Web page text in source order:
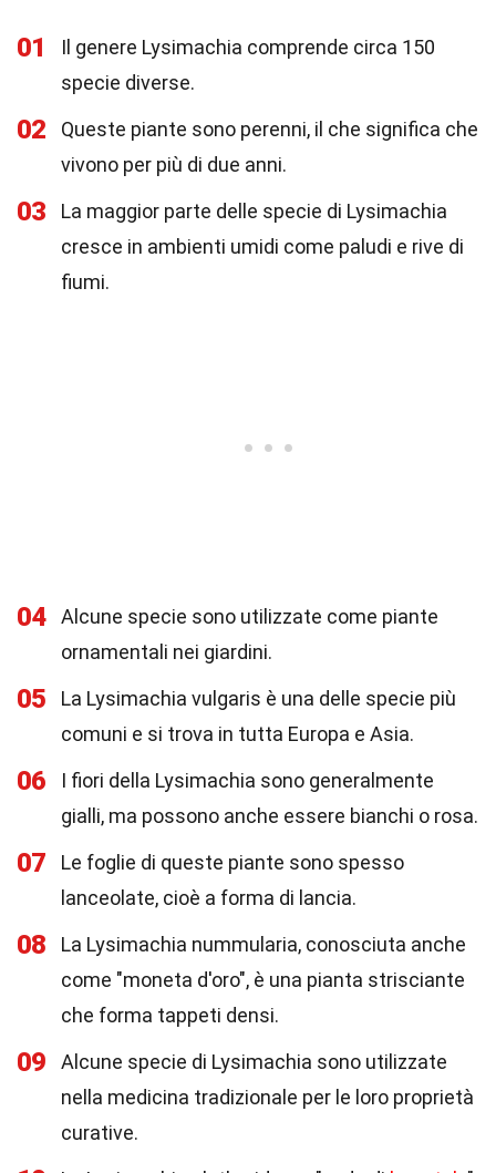
01
Il genere Lysimachia comprende circa 150
specie diverse.
02
Queste piante sono perenni, il che significa che
vivono per più di due anni.
03
La maggior parte delle specie di Lysimachia
cresce in ambienti umidi come paludi e rive di
fiumi.
04
Alcune specie sono utilizzate come piante
ornamentali nei giardini.
05
La Lysimachia vulgaris è una delle specie più
comuni e si trova in tutta Europa e Asia.
06
I fiori della Lysimachia sono generalmente
gialli, ma possono anche essere bianchi o rosa.
07
Le foglie di queste piante sono spesso
lanceolate, cioè a forma di lancia.
08
La Lysimachia nummularia, conosciuta anche
come "moneta d'oro", è una pianta strisciante
che forma tappeti densi.
09
Alcune specie di Lysimachia sono utilizzate
nella medicina tradizionale per le loro proprietà
curative.